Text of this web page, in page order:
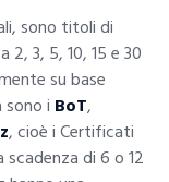
sono titoli di
3, 5, 10, 15 e 30
su base
i BoT,
, cioè i Certificati
di 6 o 12